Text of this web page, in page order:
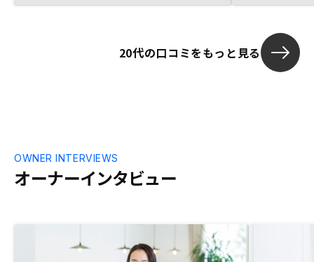
20代の口コミをもっと見る
オーナーインタビュー
OWNER INTERVIEWS